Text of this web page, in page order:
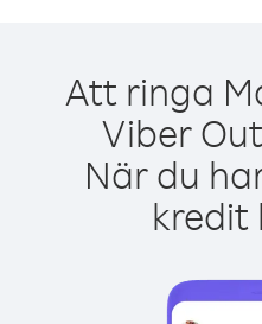
Att ringa
Viber
När du
kredit